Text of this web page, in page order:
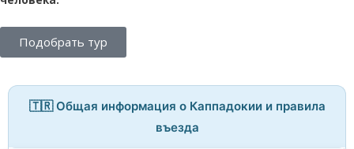
Подобрать тур
🇹🇷 Общая информация о Каппадокии и правила
въезда